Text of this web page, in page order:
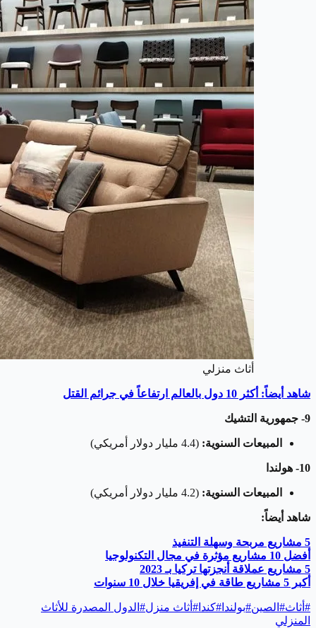
أثاث منزلي
شاهد أيضاً: أكثر 10 دول بالعالم ارتفاعاً في جرائم القتل
9- جمهورية التشيك
المبيعات السنوية: (4.4 مليار دولار أمريكي)
10- هولندا
المبيعات السنوية: (4.2 مليار دولار أمريكي)
شاهد أيضاً:
5 مشاريع مربحة وسهلة التنفيذ
أفضل 10 مشاريع مؤثرة في مجال التكنولوجيا
5 مشاريع عملاقة أنجزتها تركيا بـ 2023
أكبر 5 مشاريع طاقة في إفريقيا خلال 10 سنوات
# أثاث# الصين#بولندا #كندا # أثاث منزل# الدول المصدرة للأثاث
المنزلي